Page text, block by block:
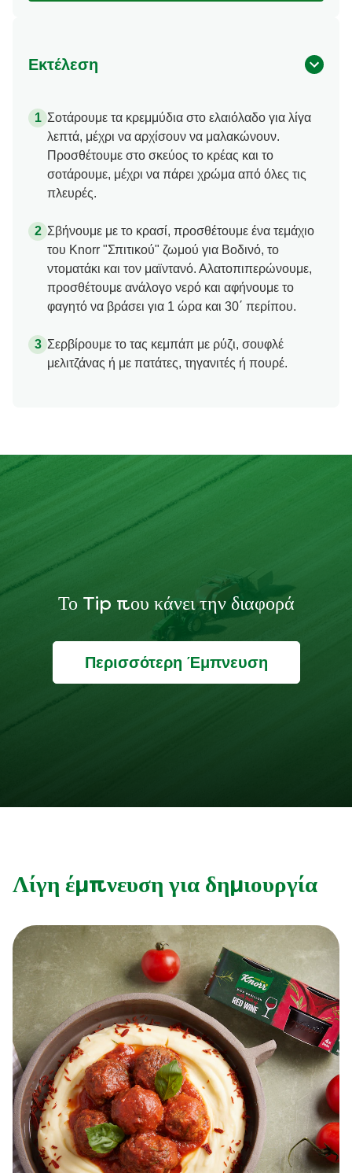
Εκτέλεση
Σοτάρουμε τα κρεμμύδια στο ελαιόλαδο για λίγα
λεπτά, μέχρι να αρχίσουν να μαλακώνουν.
Προσθέτουμε στο σκεύος το κρέας και το
σοτάρουμε, μέχρι να πάρει χρώμα από όλες τις
πλευρές.
Σβήνουμε με το κρασί, προσθέτουμε ένα τεμάχιο
του Κnorr "Σπιτικού" ζωμού για Βοδινό, το
ντοματάκι και τον μαϊντανό. Αλατοπιπερώνουμε,
προσθέτουμε ανάλογο νερό και αφήνουμε το
φαγητό να βράσει για 1 ώρα και 30΄ περίπου.
Σερβίρουμε το τας κεμπάπ με ρύζι, σουφλέ
μελιτζάνας ή με πατάτες, τηγανιτές ή πουρέ.
Το Tip που κάνει την διαφορά
Περισσότερη Έμπνευση
Λίγη έμπνευση για δημιουργία